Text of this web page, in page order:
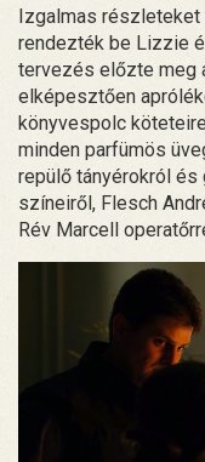
Izgalmas részleteket
rendezték be Lizzie
tervezés előzte meg
elképesztően
könyvespolc
minden parfümös
repülő tányérokról
színeiről, Flesch
Rév Marcell